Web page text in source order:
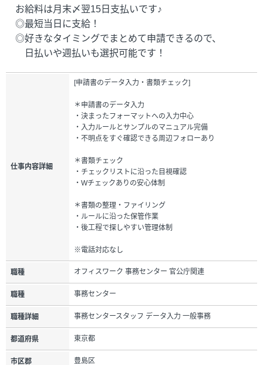
お給料は月末〆翌15日支払いです♪
◎最短当日に支給！
◎好きなタイミングでまとめて申請できるので、
日払いや週払いも選択可能です！
仕事内容詳細
[申請書のデータ入力・書類チェック]
＊申請書のデータ入力
・決まったフォーマットへの入力中心
・入力ルールとサンプルのマニュアル完備
・不明点をすぐ確認できる周辺フォローあり
＊書類チェック
・チェックリストに沿った目視確認
・Wチェックありの安心体制
＊書類の整理・ファイリング
・ルールに沿った保管作業
・後工程で探しやすい管理体制
※電話対応なし
職種 オフィスワーク 事務センター 官公庁関連
職種 事務センター
職種詳細 事務センタースタッフ データ入力 一般事務
都道府県 東京都
市区郡 豊島区